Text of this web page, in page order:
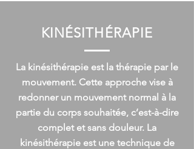
KINÉSITHÉRAPIE
La kinésithérapie est la thérapie par le
mouvement. Cette approche vise à
redonner un mouvement normal à la
partie du corps souhaitée, c’est-à-dire
complet et sans douleur. La
kinésithérapie est une technique de